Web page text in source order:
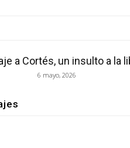
a Cortés, un insulto a la
6 mayo, 2026